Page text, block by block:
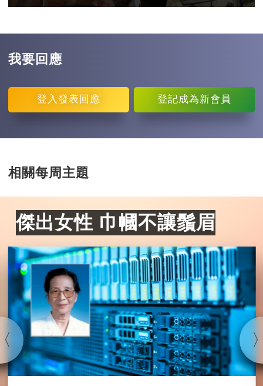
我要回應
登入 發表回應 登記成為新會員
相關每周主題
傑出女性 巾幗不讓鬚眉